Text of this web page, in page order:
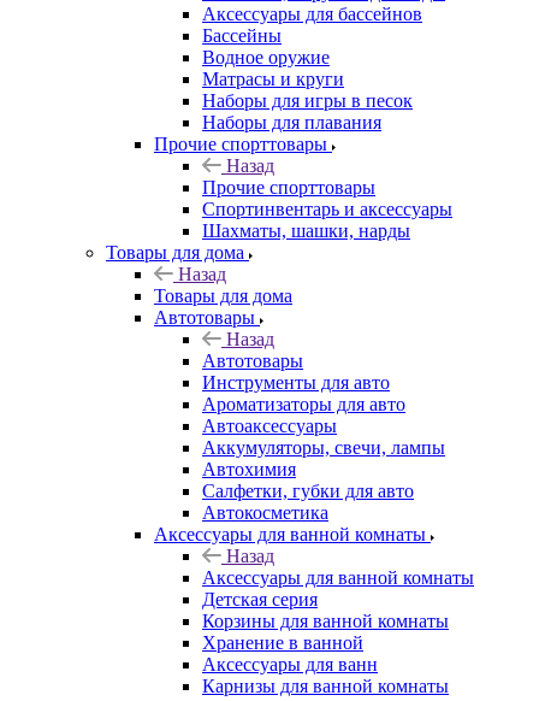
Аксессуары для бассейнов
Бассейны
Водное оружие
Матрасы и круги
Наборы для игры в песок
Наборы для плавания
Прочие спорттовары
Назад
Прочие спорттовары
Спортинвентарь и аксессуары
Шахматы, шашки, нарды
Товары для дома
Назад
Товары для дома
Автотовары
Назад
Автотовары
Инструменты для авто
Ароматизаторы для авто
Автоаксессуары
Аккумуляторы, свечи, лампы
Автохимия
Салфетки, губки для авто
Автокосметика
Аксессуары для ванной комнаты
Назад
Аксессуары для ванной комнаты
Детская серия
Корзины для ванной комнаты
Хранение в ванной
Аксессуары для ванн
Карнизы для ванной комнаты